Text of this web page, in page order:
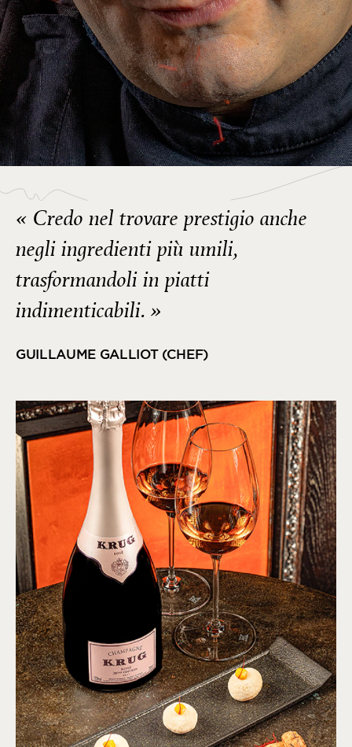
« Credo nel trovare prestigio anche
negli ingredienti più umili,
trasformandoli in piatti
indimenticabili. »
GUILLAUME GALLIOT (CHEF)